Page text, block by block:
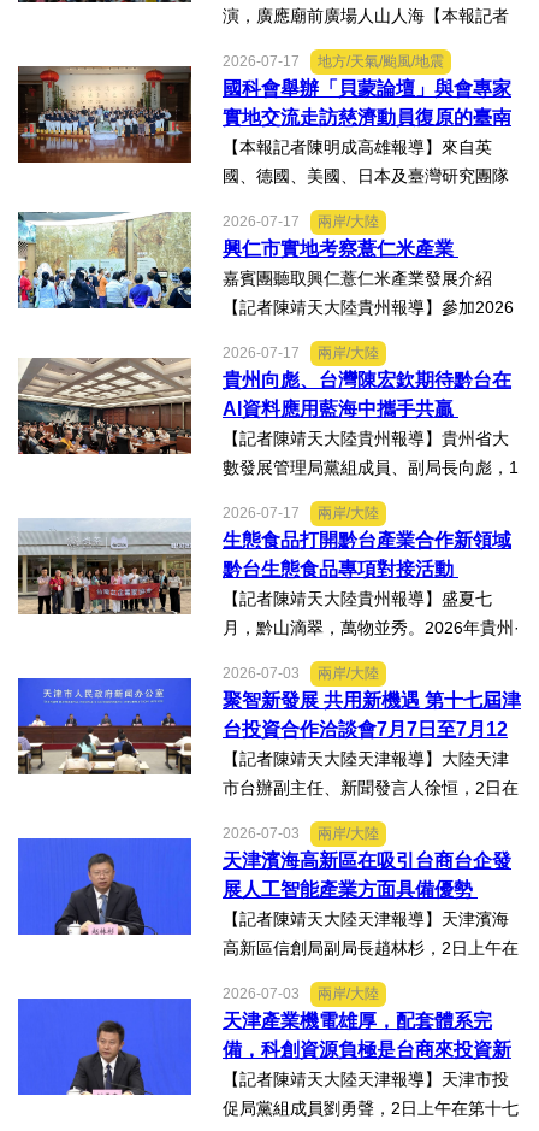
演，廣應廟前廣場人山人海【本報記者
台塑石化等四大公司邀請由當家小生孫
翠鳳領軍的明華園戲劇總團，周末晚在
高雄市林園區廣應廟公益演...
2026-07-17 地方/天氣/颱風/地震
國科會舉辦「貝蒙論壇」與會專家
實地交流走訪慈濟動員復原的臺南
楠西地震及丹娜絲風災區
【本報記者陳明成高雄報導】來自英
國、德國、美國、日本及臺灣研究團隊
科會舉辦的「貝蒙論壇」，實地交流活
動走訪臺南楠西地震及丹娜絲風災區，
慈濟動員資金與萬人次的復原...
2026-07-17 兩岸/大陸
興仁市實地考察薏仁米產業
嘉賓團聽取興仁薏仁米產業發展介紹
【記者陳靖天大陸貴州報導】參加2026
色產業助力鄉村振興對接會的臺灣嘉賓
組團，7月15日，到興仁市實地考察，深
入調研興仁薏仁米...
2026-07-17 兩岸/大陸
貴州向彪、台灣陳宏欽期待黔台在
AI資料應用藍海中攜手共贏
【記者陳靖天大陸貴州報導】貴州省大
數發展管理局黨組成員、副局長向彪，1
作懇談會黔台大數據與人工智能產業對
接會上表示，召開黔台大數據與人工智
能產業對接會，旨在搭建兩...
2026-07-17 兩岸/大陸
生態食品打開黔台產業合作新領域
黔台生態食品專項對接活動
【記者陳靖天大陸貴州報導】盛夏七
月，黔山滴翠，萬物並秀。2026年貴州·
品專項對接活動」於7月13日至16日舉
行。近30名台商代表跨海而來，踏訪貴
州生態食品產業一線，...
2026-07-03 兩岸/大陸
聚智新發展 共用新機遇 第十七屆津
台投資合作洽談會7月7日至7月12
日在天津舉辦
【記者陳靖天大陸天津報導】大陸天津
市台辦副主任、新聞發言人徐恒，2日在
會上表示，津台投資合作洽談會，從200
8年至今已成功舉辦16屆，津台會已成為
兩岸重要的經貿交流合...
2026-07-03 兩岸/大陸
天津濱海高新區在吸引台商台企發
展人工智能產業方面具備優勢
【記者陳靖天大陸天津報導】天津濱海
高新區信創局副局長趙林杉，2日上午在
會上，針對吸引臺商臺企來津發展人工
智能產業方面具備優勢表示，高新區作
為國家自主創新示範區，也...
2026-07-03 兩岸/大陸
天津產業機電雄厚，配套體系完
備，科創資源負極是台商來投資新
業的理想沃土
【記者陳靖天大陸天津報導】天津市投
促局黨組成員劉勇聲，2日上午在第十七